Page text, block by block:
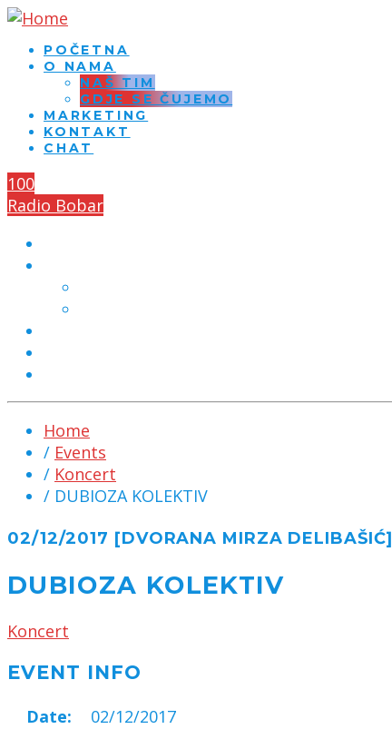
POČETNA
O NAMA
NAŠ TIM
GDJE SE ČUJEMO
MARKETING
KONTAKT
CHAT
100
Radio Bobar
Home
/ Events
/ Koncert
/ DUBIOZA KOLEKTIV
02/12/2017 [DVORANA MIRZA DELIBAŠIĆ]
DUBIOZA KOLEKTIV
Koncert
EVENT INFO
Date:
02/12/2017